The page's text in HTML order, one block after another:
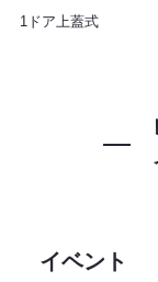
1ドア上蓋式
イベント